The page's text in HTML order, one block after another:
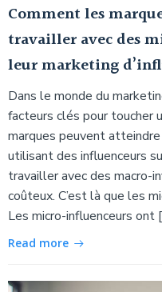
Comment les
travailler avec des
leur marketing
Dans le monde du
facteurs clés pour toucher
marques peuvent
utilisant des influenceurs
travailler avec des macro-
coûteux. C’est là que les
Les micro-influenceurs ont
Read more